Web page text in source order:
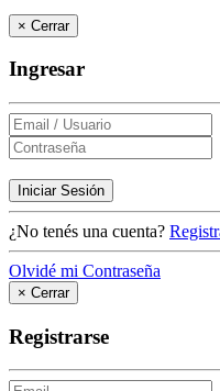
× Cerrar
Ingresar
Iniciar Sesión
¿No tenés una cuenta?
Olvidé mi Contraseña
× Cerrar
Registrarse